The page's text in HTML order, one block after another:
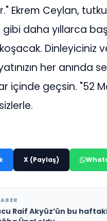
Ekrem Ceylan,
daha yıllarca
Dinleyiciniz ve
her anında
içinde geçsin. "52
X (Paylaş)
Raif Akyüz’ün bu